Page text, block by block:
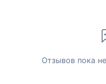
Отзывов пока